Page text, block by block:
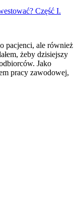
Część I.
pacjenci, ale również
żeby dzisiejszy
Jako
pracy zawodowej,